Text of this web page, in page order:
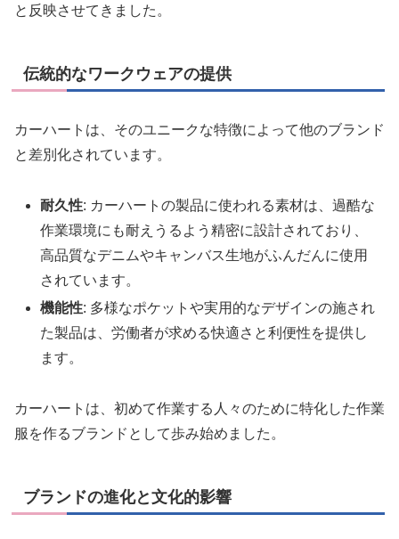
と反映させてきました。
伝統的なワークウェアの提供
カーハートは、そのユニークな特徴によって他のブランド
と差別化されています。
耐久性: カーハートの製品に使われる素材は、過酷な
作業環境にも耐えうるよう精密に設計されており、
高品質なデニムやキャンバス生地がふんだんに使用
されています。
機能性: 多様なポケットや実用的なデザインの施され
た製品は、労働者が求める快適さと利便性を提供し
ます。
カーハートは、初めて作業する人々のために特化した作業
服を作るブランドとして歩み始めました。
ブランドの進化と文化的影響